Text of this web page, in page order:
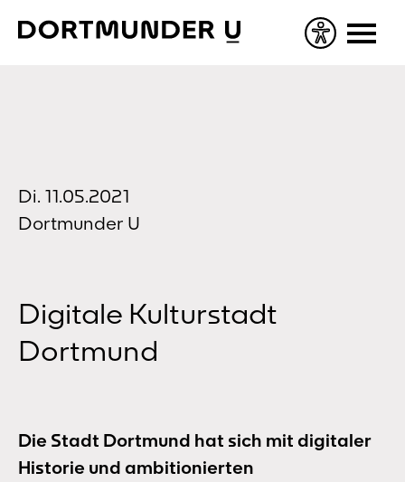
Di. 11.05.2021
Dortmunder U
Digitale Kulturstadt
Dortmund
Die Stadt Dortmund hat sich mit digitaler
Historie und ambitionierten